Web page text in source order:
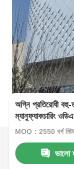
অগ্নি প্রতিরোধী বহু-
ম্যানুফ্যাকচারিং
MOQ：2550 বর্গ
ভালো